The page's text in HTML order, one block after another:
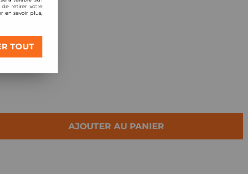
Racing Street
AJOUTER AU PANIER
de retirer votre
en savoir plus,
TOUT